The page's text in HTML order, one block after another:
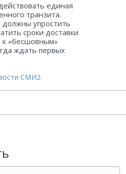
единая
транзита.
упростить
сроки доставки
к «бесшовным»
ждать первых
СМИ2